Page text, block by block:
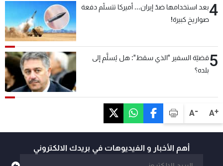
A+
A-
4بعد استخدامها ضدّ إيران... أميركا تتسلّم دفعة
صواريخ كبيرة!
5قضيّة السفير "الذي سقط": هل يُسلَّم إلى
بلده؟
أهم الأخبار و الفيديوهات في بريدك الالكتروني